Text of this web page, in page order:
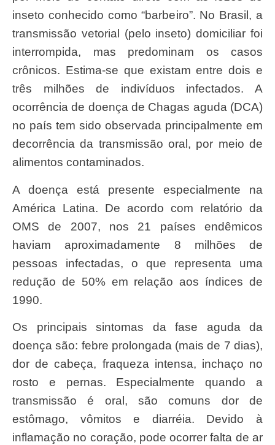
inseto conhecido como “barbeiro”. No Brasil, a
transmissão vetorial (pelo inseto) domiciliar foi
interrompida, mas predominam os casos
crônicos. Estima-se que existam entre dois e
três milhões de indivíduos infectados. A
ocorrência de doença de Chagas aguda (DCA)
no país tem sido observada principalmente em
decorrência da transmissão oral, por meio de
alimentos contaminados.
A doença está presente especialmente na
América Latina. De acordo com relatório da
OMS de 2007, nos 21 países endêmicos
haviam aproximadamente 8 milhões de
pessoas infectadas, o que representa uma
redução de 50% em relação aos índices de
1990.
Os principais sintomas da fase aguda da
doença são: febre prolongada (mais de 7 dias),
dor de cabeça, fraqueza intensa, inchaço no
rosto e pernas. Especialmente quando a
transmissão é oral, são comuns dor de
estômago, vômitos e diarréia. Devido à
inflamação no coração, pode ocorrer falta de ar